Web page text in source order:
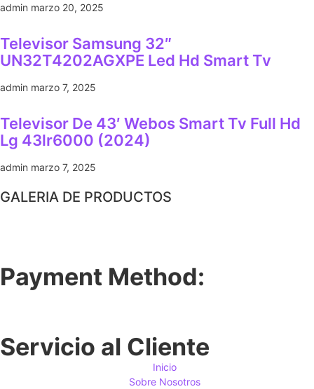
admin marzo 20, 2025
Televisor Samsung 32″
UN32T4202AGXPE Led Hd Smart Tv
admin marzo 7, 2025
Televisor De 43′ Webos Smart Tv Full Hd
Lg 43lr6000 (2024)
admin marzo 7, 2025
GALERIA DE PRODUCTOS
Payment Method:
Servicio al Cliente
Inicio
Sobre Nosotros